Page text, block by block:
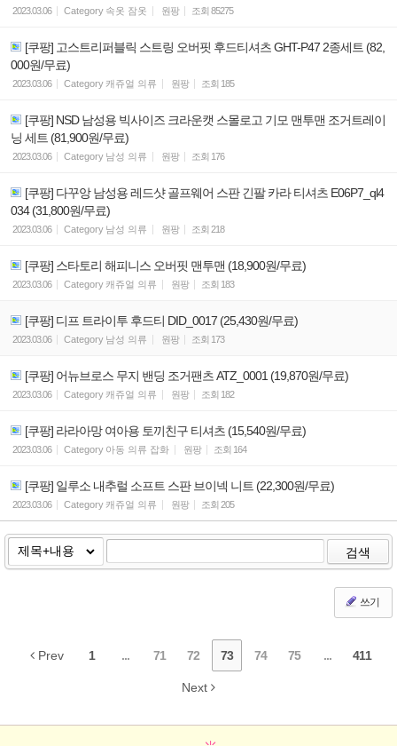
2023.03.06 Category 속옷 잠옷 원팡 조회 85275
[쿠팡] 고스트리퍼블릭 스트링 오버핏 후드티셔츠 GHT-P47 2종세트 (82,
000원/무료)
2023.03.06 Category 캐쥬얼 의류 원팡 조회 185
[쿠팡] NSD 남성용 빅사이즈 크라운캣 스몰로고 기모 맨투맨 조거트레이
닝 세트 (81,900원/무료)
2023.03.06 Category 남성 의류 원팡 조회 176
[쿠팡] 다꾸앙 남성용 레드샷 골프웨어 스판 긴팔 카라 티셔츠 E06P7_ql4
034 (31,800원/무료)
2023.03.06 Category 남성 의류 원팡 조회 218
[쿠팡] 스타토리 해피니스 오버핏 맨투맨 (18,900원/무료)
2023.03.06 Category 캐쥬얼 의류 원팡 조회 183
[쿠팡] 디프 트라이투 후드티 DID_0017 (25,430원/무료)
2023.03.06 Category 남성 의류 원팡 조회 173
[쿠팡] 어뉴브로스 무지 밴딩 조거팬츠 ATZ_0001 (19,870원/무료)
2023.03.06 Category 캐쥬얼 의류 원팡 조회 182
[쿠팡] 라라아망 여아용 토끼친구 티셔츠 (15,540원/무료)
2023.03.06 Category 아동 의류 잡화 원팡 조회 164
[쿠팡] 일루소 내추럴 소프트 스판 브이넥 니트 (22,300원/무료)
2023.03.06 Category 캐쥬얼 의류 원팡 조회 205
검색
쓰기
Prev 1 ... 71 72 73 74 75 ... 411
Next